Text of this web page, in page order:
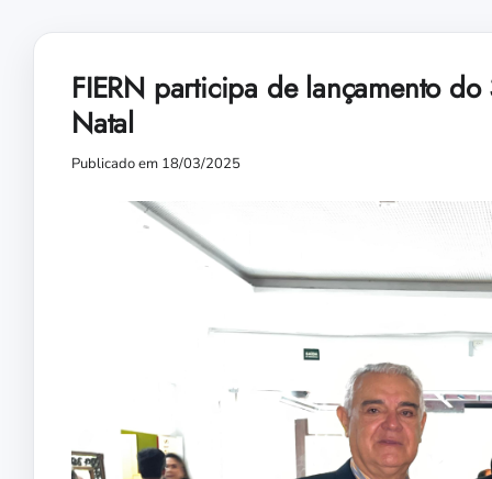
FIERN participa de lançamento
Natal
Publicado em 18/03/2025